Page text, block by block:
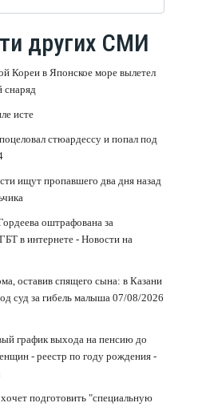
Такую зиму в России
других СМИ
Кореи в Японское море вылетел
снаряд
исте
стюардессу и попал под
ищут пропавшего два дня назад
оштрафована за
в интернете - Новости на
оставив спящего сына: в Казани
суд за гибель малыша 07/08/2026
график выхода на пенсию до
- реестр по году рождения -
подготовить "специальную